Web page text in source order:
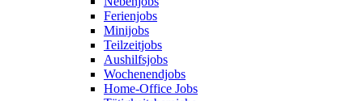
Ferienjobs
Minijobs
Teilzeitjobs
Aushilfsjobs
Wochenendjobs
Home-Office Jobs